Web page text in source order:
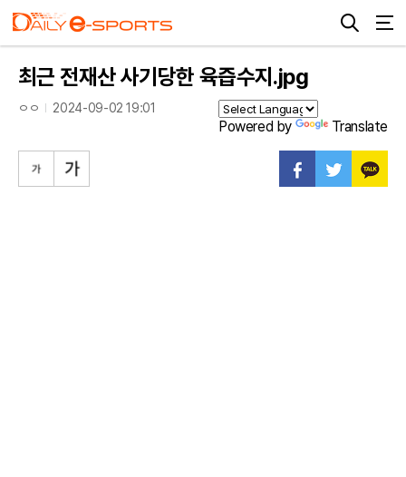
최근 전재산 사기당한 육즙수지.jpg
ㅇㅇ 2024-09-02 19:01
Powered by Translate